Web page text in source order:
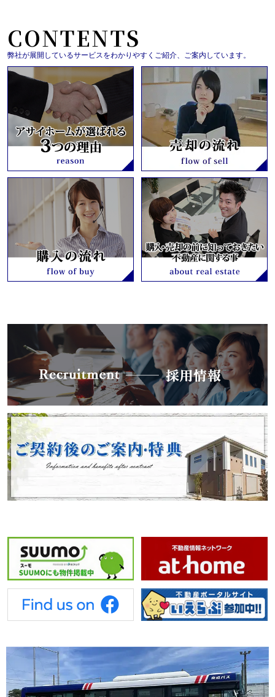
CONTENTS
弊社が展開しているサービスをわかりやすくご紹介、ご案内しています。